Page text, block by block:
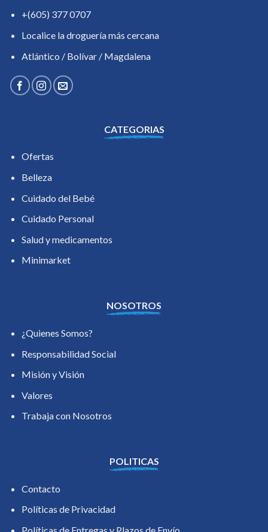
+(605) 377 0707
Localice la droguería más cercana
Atlántico / Bolívar / Magdalena
CATEGORIAS
Ofertas
Belleza
Cuidado del Bebé
Cuidado Personal
Salud y medicamentos
Minimarket
NOSOTROS
¿Quienes Somos?
Responsabilidad Social
Misión y Visión
Valores
Trabaja con Nosotros
POLITICAS
Contacto
Políticas de Privacidad